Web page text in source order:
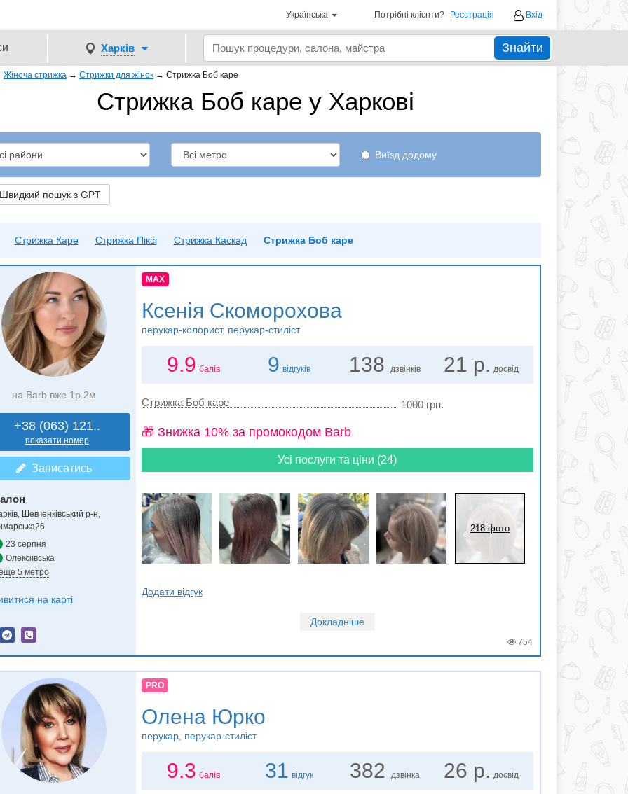
Українська Потрібні клієнти? Реєстрація Вхід
Харків Знайти
Жіноча стрижка → Стрижки для жінок → Стрижка Боб каре
Стрижка Боб каре у Харкові
Виїзд додому
пошук з GPT
Стрижка Каре Стрижка Пiксi Стрижка Каскад Стрижка Боб каре
на Barb вже 1р 2м
+38 (063) 121..
показати номер
Записатись
Шевченківський р-н,
23 серпня
Олексіївська
5 метро
на карті
MAX
Ксенія Скоморохова
перукар-колорист, перукар-стиліст
9.9 балів 9 відгуків 138 дзвінків 21 р. досвід
Стрижка Боб каре 1000 грн.
🎁 Знижка 10% за промокодом Barb
Усі послуги та ціни (24)
218 фото
Додати відгук
Докладніше
754
PRO
Олена Юрко
перукар, перукар-стиліст
9.3 балів 31 відгук 382 дзвінка 26 р. досвід